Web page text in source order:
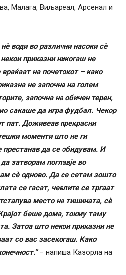
Малага, Виљареал, Арсенал и
води во различни насоки сè
приказни никогаш не
на почетокот – како
не започна на голем
започна на обичен терен,
сакаше да игра фудбал. Чекор
пат. Доживеав прекрасни
моменти што не ги
престанав да се обидувам. И
затворам поглавје во
сè одново. Да се ​​сетам зошто
се гасат, чевлите се тргаат
место на тишината, сè
беше дома, токму таму
Затоа што некои приказни не
со вас засекогаш. Како
– напиша Казорла на